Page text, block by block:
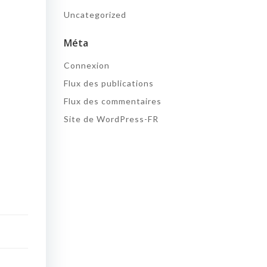
Uncategorized
Méta
Connexion
Flux des publications
Flux des commentaires
Site de WordPress-FR